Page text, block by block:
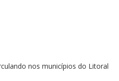
nos municípios do Litoral